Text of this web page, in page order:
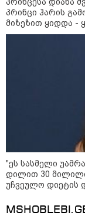
პრინცი ჰარის
მიზეზით ყიდდა -
საკუთარ წიგნში
"ეს სასმელი
დილით 30
უჩვეულო დიეტის